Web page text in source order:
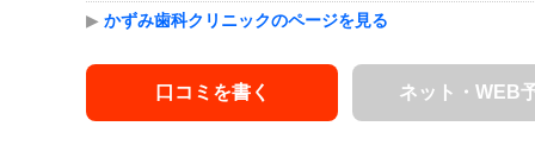
▶ かずみ歯科クリニックのページを見る
口コミを書く ネット・WEB